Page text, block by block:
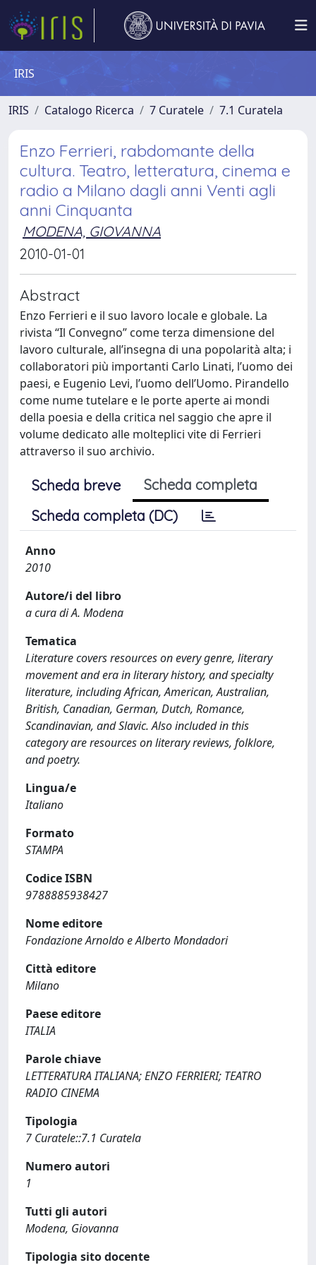
IRIS
IRIS Catalogo Ricerca 7 Curatele 7.1 Curatela
Enzo Ferrieri, rabdomante della
cultura. Teatro, letteratura, cinema e
radio a Milano dagli anni Venti agli
anni Cinquanta
MODENA, GIOVANNA
2010-01-01
Abstract
Enzo Ferrieri e il suo lavoro locale e globale. La
rivista “Il Convegno” come terza dimensione del
lavoro culturale, all’insegna di una popolarità alta; i
collaboratori più importanti Carlo Linati, l’uomo dei
paesi, e Eugenio Levi, l’uomo dell’Uomo. Pirandello
come nume tutelare e le porte aperte ai mondi
della poesia e della critica nel saggio che apre il
volume dedicato alle molteplici vite di Ferrieri
attraverso il suo archivio.
Scheda breve
Scheda completa
Scheda completa (DC)
Anno
2010
Autore/i del libro
a cura di A. Modena
Tematica
Literature covers resources on every genre, literary
movement and era in literary history, and specialty
literature, including African, American, Australian,
British, Canadian, German, Dutch, Romance,
Scandinavian, and Slavic. Also included in this
category are resources on literary reviews, folklore,
and poetry.
Lingua/e
Italiano
Formato
STAMPA
Codice ISBN
9788885938427
Nome editore
Fondazione Arnoldo e Alberto Mondadori
Città editore
Milano
Paese editore
ITALIA
Parole chiave
LETTERATURA ITALIANA; ENZO FERRIERI; TEATRO
RADIO CINEMA
Tipologia
7 Curatele::7.1 Curatela
Numero autori
1
Tutti gli autori
Modena, Giovanna
Tipologia sito docente